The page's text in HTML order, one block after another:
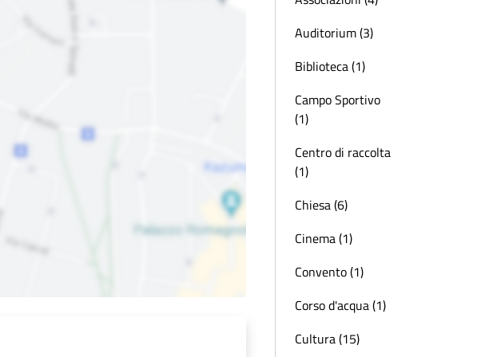
Auditorium (3)
Biblioteca (1)
Campo Sportivo
(1)
Centro di raccolta
(1)
Chiesa (6)
Cinema (1)
Convento (1)
Corso d'acqua (1)
Cultura (15)